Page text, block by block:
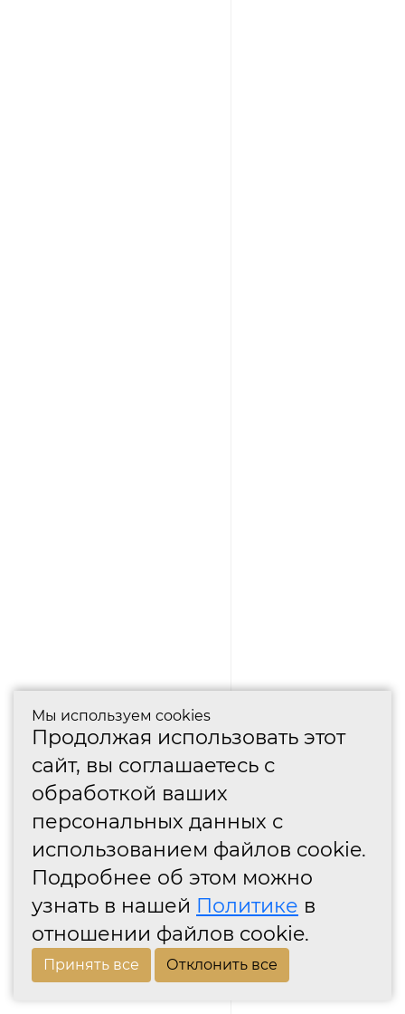
Мы используем cookies
Продолжая использовать этот
сайт, вы соглашаетесь с
обработкой ваших
персональных данных с
использованием файлов cookie.
Подробнее об этом можно
узнать в нашей Политике в
отношении файлов cookie.
Принять все Отклонить все